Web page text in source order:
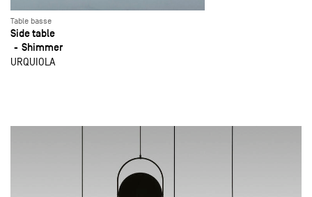
Table basse
Side table
Shimmer
URQUIOLA